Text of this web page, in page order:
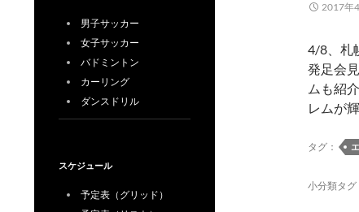
2017年
4/8、札
発足会
ムも紹
レムが
タグ：
小分類タグ
男子サッカー
女子サッカー
バドミントン
カーリング
ダンスドリル
スケジュール
予定表（グリッド）